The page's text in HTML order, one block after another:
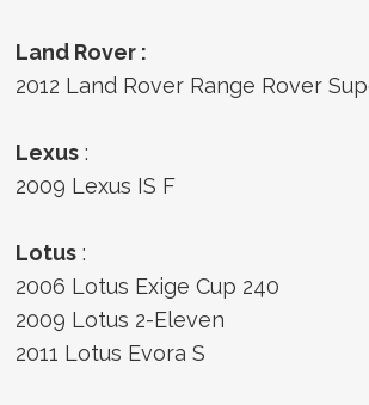
Land Rover :
2012 Land Rover Range Rover
Lexus :
2009 Lexus IS F
Lotus :
2006 Lotus Exige Cup 240
2009 Lotus 2-Eleven
2011 Lotus Evora S